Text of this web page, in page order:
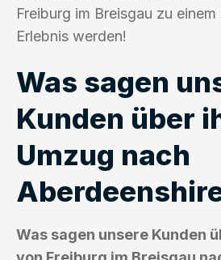
Freiburg im Breisgau zu
Erlebnis werden!
Was sagen
Kunden über
Umzug nach
Was sagen unsere Kunden